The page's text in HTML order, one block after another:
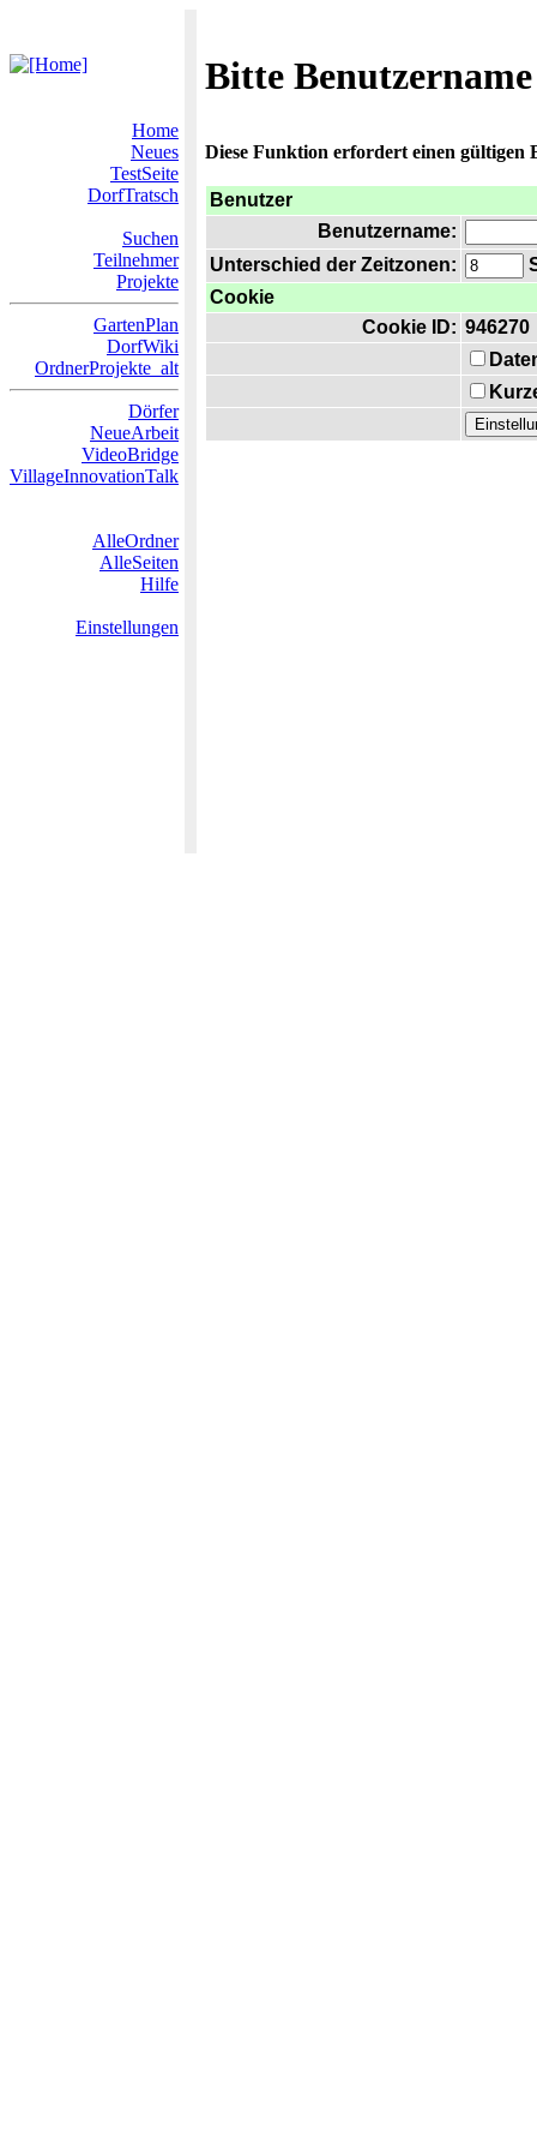
Bitte
Home
Neues
TestSeite
DorfTratsch
Suchen
Teilnehmer
Projekte
GartenPlan
DorfWiki
OrdnerProjekte_alt
Dörfer
NeueArbeit
VideoBridge
VillageInnovationTalk
AlleOrdner
AlleSeiten
Hilfe
Einstellungen
Diese Funktion erfordert einen gültigen
Benutzer
Benutzername:
Unterschied der Zeitzonen:
Cookie
Cookie ID: 946270